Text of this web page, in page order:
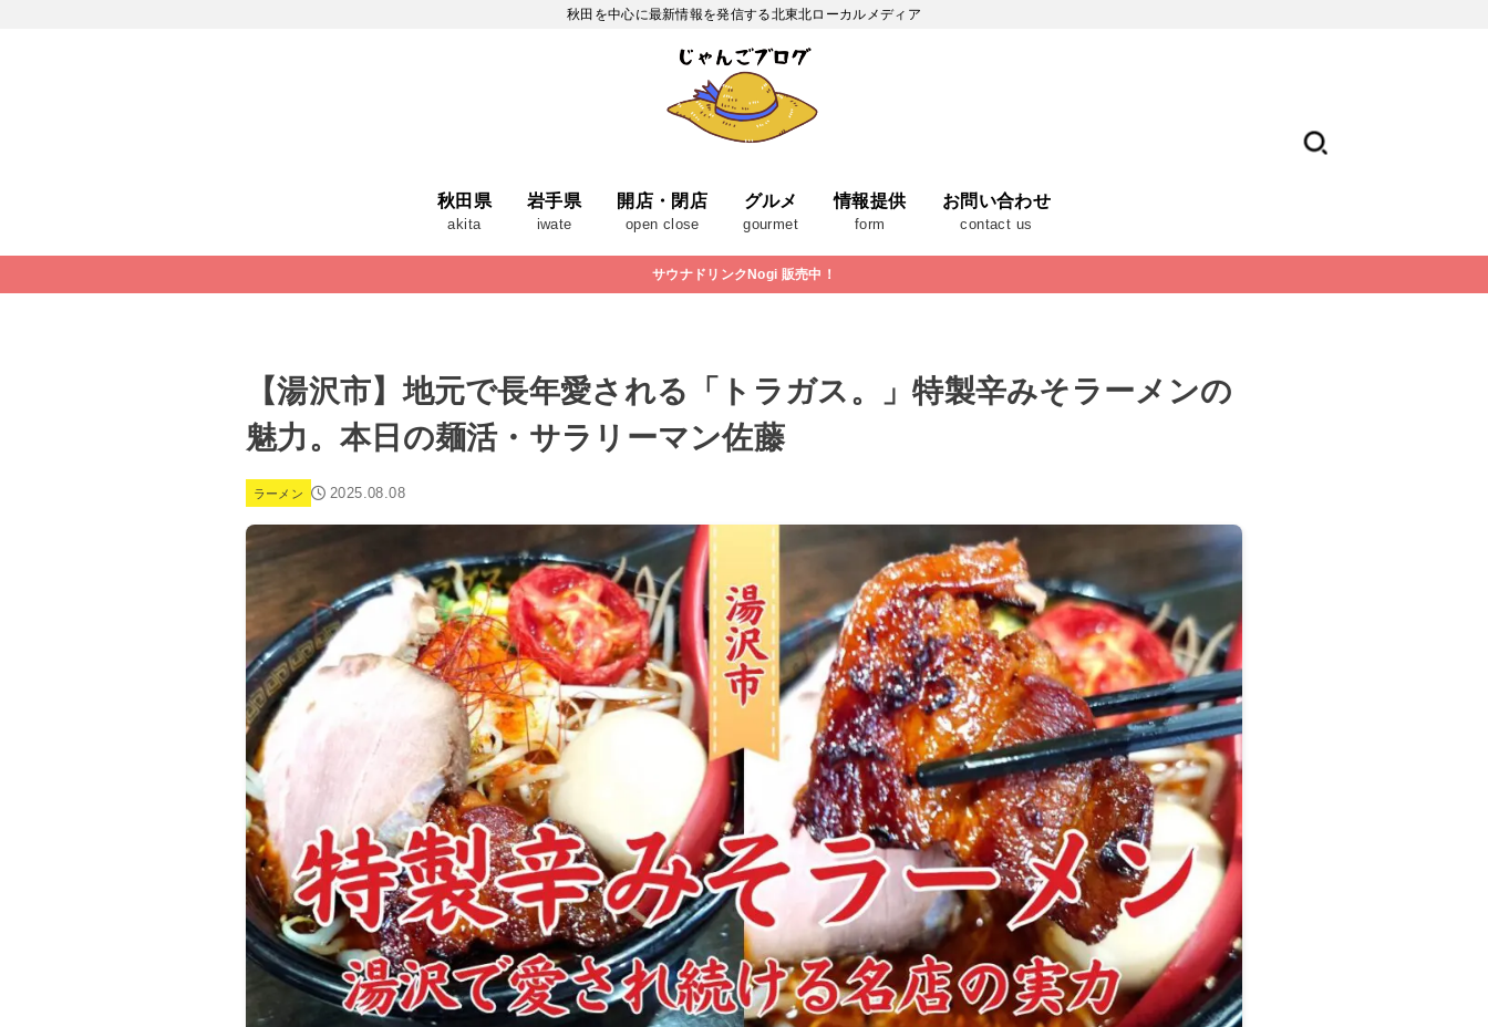
秋田を中心に最新情報を発信する北東北ローカルメディア
秋田県
akita
岩手県
iwate
開店・閉店
open close
グルメ
gourmet
情報提供
form
お問い合わせ
contact us
サウナドリンクNogi 販売中！
【湯沢市】地元で長年愛される「トラガス。」特製辛みそラーメンの
魅力。本日の麺活・サラリーマン佐藤
ラーメン 2025.08.08